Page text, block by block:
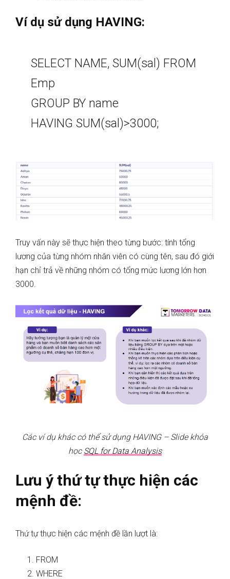
Ví dụ sử dụng HAVING:
SELECT NAME, SUM(sal) FROM
Emp
GROUP BY name
HAVING SUM(sal)>3000;
Truy vấn này sẽ thực hiện theo từng bước: tính tổng
lương của từng nhóm nhân viên có cùng tên, sau đó giới
hạn chỉ trả về những nhóm có tổng mức lương lớn hơn
3000.
Các ví dụ khác có thể sử dụng HAVING – Slide khóa
học SQL for Data Analysis
Lưu ý thứ tự thực hiện các
mệnh đề:
Thứ tự thực hiện các mệnh đề lần lượt là:
FROM
WHERE